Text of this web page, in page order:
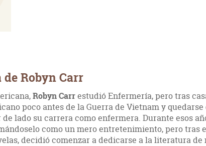
Robyn Carr
Robyn Carrestudió Enfermería, pero tras
poco antes de la Guerra de Vietnam y quedarse
lado su carrera como enfermera. Durante esos
como un mero entretenimiento, pero tras
decidió comenzar a dedicarse a la literatura de